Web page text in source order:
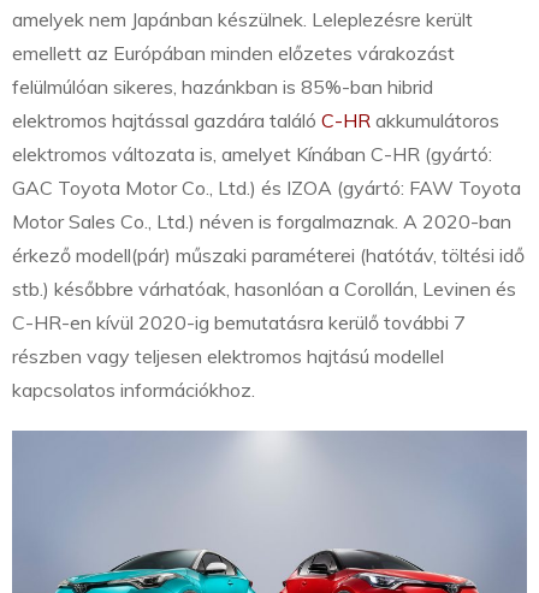
amelyek nem Japánban készülnek. Leleplezésre került
emellett az Európában minden előzetes várakozást
felülmúlóan sikeres, hazánkban is 85%-ban hibrid
elektromos hajtással gazdára találó C-HR akkumulátoros
elektromos változata is, amelyet Kínában C-HR (gyártó:
GAC Toyota Motor Co., Ltd.) és IZOA (gyártó: FAW Toyota
Motor Sales Co., Ltd.) néven is forgalmaznak. A 2020-ban
érkező modell(pár) műszaki paraméterei (hatótáv, töltési idő
stb.) későbbre várhatóak, hasonlóan a Corollán, Levinen és
C-HR-en kívül 2020-ig bemutatásra kerülő további 7
részben vagy teljesen elektromos hajtású modellel
kapcsolatos információkhoz.